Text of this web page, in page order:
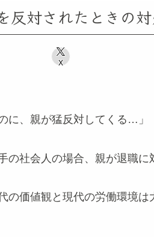
反対されたときの
X
に、親が猛反対してくる…」
の社会人の場合、親が退職に
の価値観と現代の労働環境